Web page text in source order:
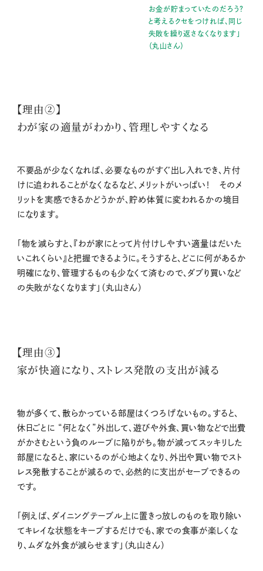
お金が貯まっていたのだろう？
と考えるクセをつければ、同じ
失敗を繰り返さなくなります」
（丸山さん）
【理由②】
わが家の適量がわかり、管理しやすくなる
不要品が少なくなれば、必要なものがすぐ出し入れでき、片付
けに追われることがなくなるなど、メリットがいっぱい！ そのメ
リットを実感できるかどうかが、貯め体質に変われるかの境目
になります。
「物を減らすと、『わが家にとって片付けしやすい適量はだいた
いこれくらい』と把握できるように。そうすると、どこに何があるか
明確になり、管理するものも少なくて済むので、ダブり買いなど
の失敗がなくなります」（丸山さん）
【理由③】
家が快適になり、ストレス発散の支出が減る
物が多くて、散らかっている部屋はくつろげないもの。すると、
休日ごとに “何となく”外出して、遊びや外食、買い物などで出費
がかさむという負のループに陥りがち。物が減ってスッキリした
部屋になると、家にいるのが心地よくなり、外出や買い物でスト
レス発散することが減るので、必然的に支出がセーブできるの
です。
「例えば、ダイニングテーブル上に置きっ放しのものを取り除い
てキレイな状態をキープするだけでも、家での食事が楽しくな
り、ムダな外食が減らせます」（丸山さん）